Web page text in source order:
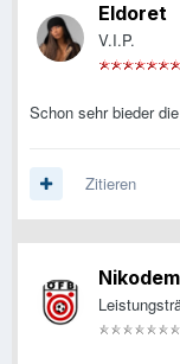
Eldoret
V.I.P.
Schon sehr bieder
Zitieren